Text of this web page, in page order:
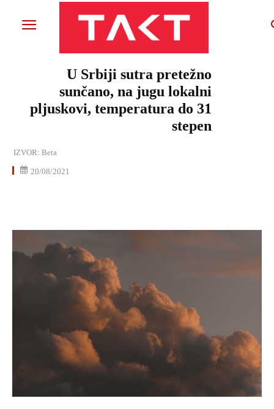
U Srbiji sutra pretežno
sunčano, na jugu lokalni
pljuskovi, temperatura do 31
stepen
IZVOR: Beta
20/08/2021